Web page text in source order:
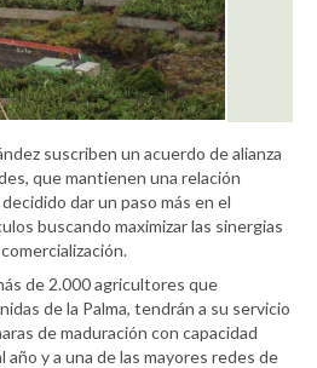
suscriben un acuerdo de alianza
que mantienen una relación
dar un paso más en el
buscando maximizar las sinergias
de 2.000 agricultores que
de la Palma, tendrán a su servicio
de maduración con capacidad
año y a una de las mayores redes de